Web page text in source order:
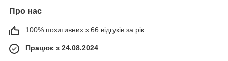
Про нас
100% позитивних з 66 відгуків за рік
Працює з 24.08.2024